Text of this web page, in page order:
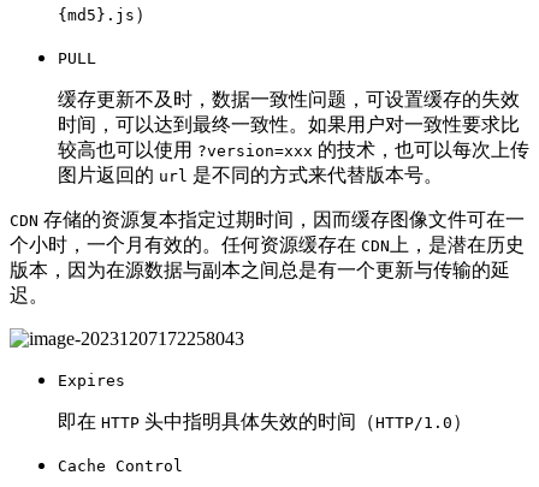
{md5}.js ）
PULL
缓存更新不及时，数据一致性问题，可设置缓存的失效
时间，可以达到最终一致性。如果用户对一致性要求比
较高也可以使用 ?version=xxx 的技术，也可以每次上传
图片返回的 url 是不同的方式来代替版本号。
CDN 存储的资源复本指定过期时间，因而缓存图像文件可在一
个小时，一个月有效的。任何资源缓存在 CDN 上，是潜在历史
版本，因为在源数据与副本之间总是有一个更新与传输的延
迟。
Expires
即在 HTTP 头中指明具体失效的时间（HTTP/1.0 ）
Cache Control